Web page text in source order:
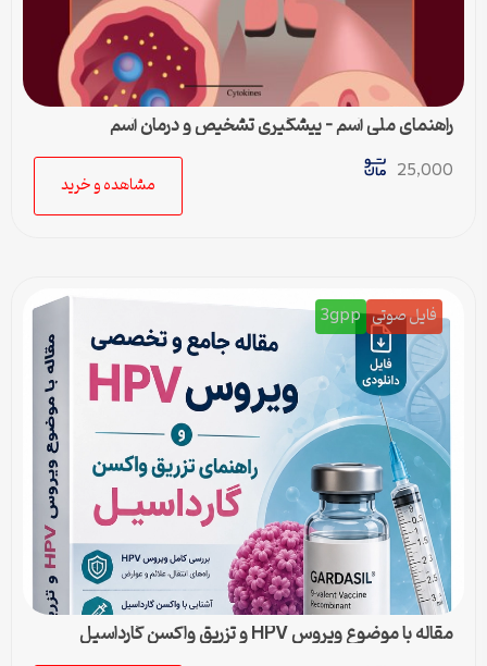
راهنمای ملی آسم – پیشگیری تشخیص و درمان آسم
25,000
مشاهده و خرید
فایل صوتی 3gpp
مقاله با موضوع ویروس HPV و تزریق واکسن گارداسیل